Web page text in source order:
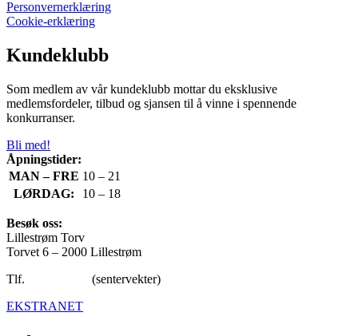
Personvernerklæring
Cookie-erklæring
Kundeklubb
Som medlem av vår kundeklubb mottar du eksklusive
medlemsfordeler, tilbud og sjansen til å vinne i spennende
konkurranser.
Bli med!
Åpningstider:
MAN – FRE 10 – 21
LØRDAG:
10 – 18
Besøk oss:
Lillestrøm Torv
Torvet 6 – 2000 Lillestrøm
Tlf.
(sentervekter)
EKSTRANET